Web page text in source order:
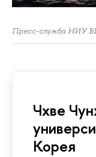
Пресс-служба НИУ
Чхве
Корея